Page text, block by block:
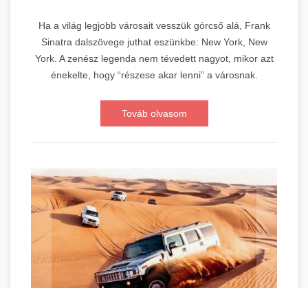
Ha a világ legjobb városait vesszük górcső alá, Frank
Sinatra dalszövege juthat eszünkbe: New York, New
York. A zenész legenda nem tévedett nagyot, mikor azt
énekelte, hogy “részese akar lenni” a városnak.
Továb olvasom